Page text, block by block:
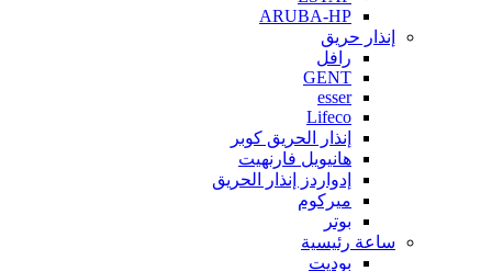
ARUBA-HP
إنذار حريق
رافل
GENT
esser
Lifeco
إنذار الحريق كوبر
هانيويل فارنهيت
إدواردز إنذار الحريق
ميركوم
بوتر
ساعة رئيسية
بوديت